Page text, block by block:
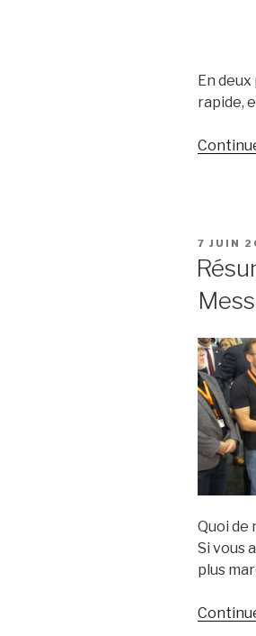
En
rapide,
PUBLIÉ
7 JUIN
Quoi de
Si vous
plus